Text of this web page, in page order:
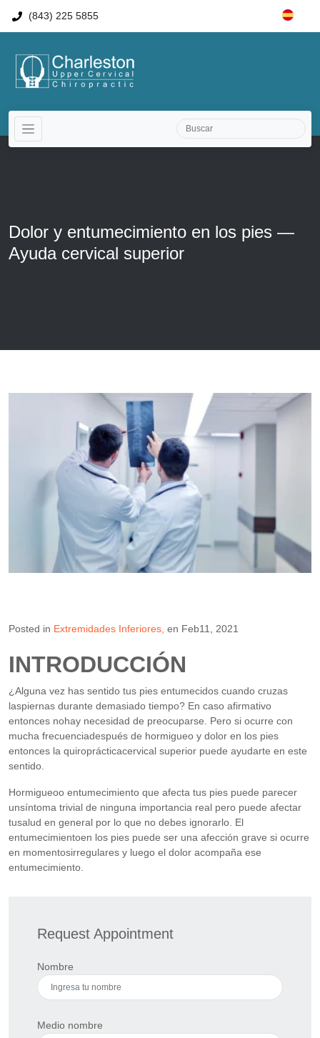
(843) 225 5855
Dolor y entumecimiento en los pies —
Ayuda cervical superior
Posted in Extremidades Inferiores en Feb11, 2021
INTRODUCCIÓN
¿Alguna vez has sentido tus pies entumecidos cuando cruzas
laspiernas durante demasiado tiempo? En caso afirmativo
entonces nohay necesidad de preocuparse. Pero si ocurre con
mucha frecuenciadespués de hormigueo y dolor en los pies
entonces la quiroprácticacervical superior puede ayudarte en este
sentido.
Hormigueoo entumecimiento que afecta tus pies puede parecer
unsíntoma trivial de ninguna importancia real pero puede afectar
tusalud en general por lo que no debes ignorarlo. El
entumecimientoen los pies puede ser una afección grave si ocurre
en momentosirregulares y luego el dolor acompaña ese
entumecimiento.
Request Appointment
Nombre
Medio nombre